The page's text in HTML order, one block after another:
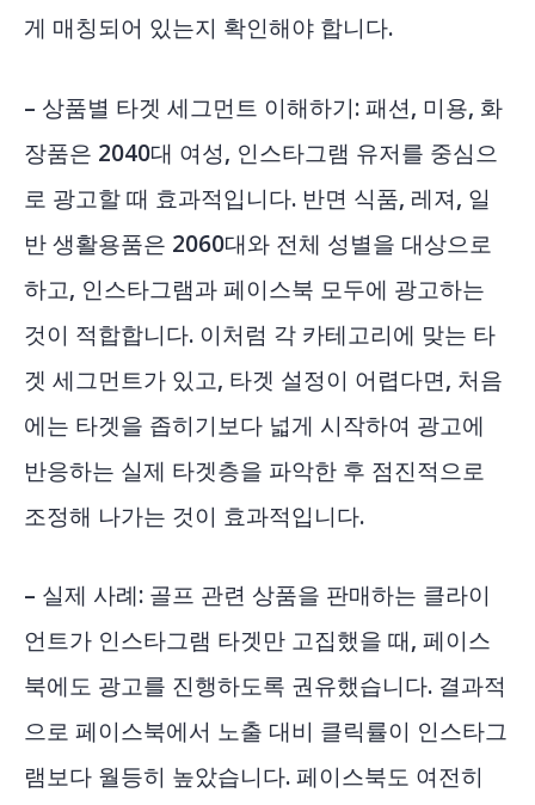
게 매칭되어 있는지 확인해야 합니다.
– 상품별 타겟 세그먼트 이해하기: 패션, 미용, 화
장품은 2040대 여성, 인스타그램 유저를 중심으
로 광고할 때 효과적입니다. 반면 식품, 레져, 일
반 생활용품은 2060대와 전체 성별을 대상으로
하고, 인스타그램과 페이스북 모두에 광고하는
것이 적합합니다. 이처럼 각 카테고리에 맞는 타
겟 세그먼트가 있고, 타겟 설정이 어렵다면, 처음
에는 타겟을 좁히기보다 넓게 시작하여 광고에
반응하는 실제 타겟층을 파악한 후 점진적으로
조정해 나가는 것이 효과적입니다.
– 실제 사례: 골프 관련 상품을 판매하는 클라이
언트가 인스타그램 타겟만 고집했을 때, 페이스
북에도 광고를 진행하도록 권유했습니다. 결과적
으로 페이스북에서 노출 대비 클릭률이 인스타그
램보다 월등히 높았습니다. 페이스북도 여전히